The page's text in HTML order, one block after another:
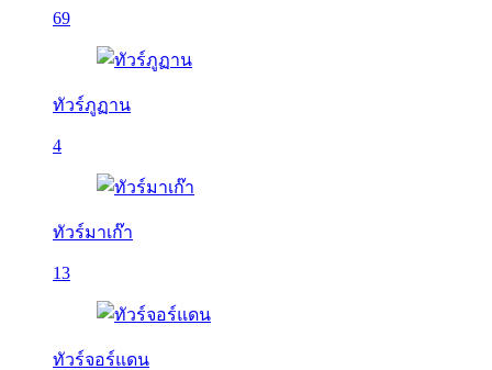
69
ทัวร์ภูฏาน
4
ทัวร์มาเก๊า
13
ทัวร์จอร์แดน